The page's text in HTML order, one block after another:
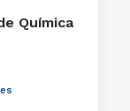
Química